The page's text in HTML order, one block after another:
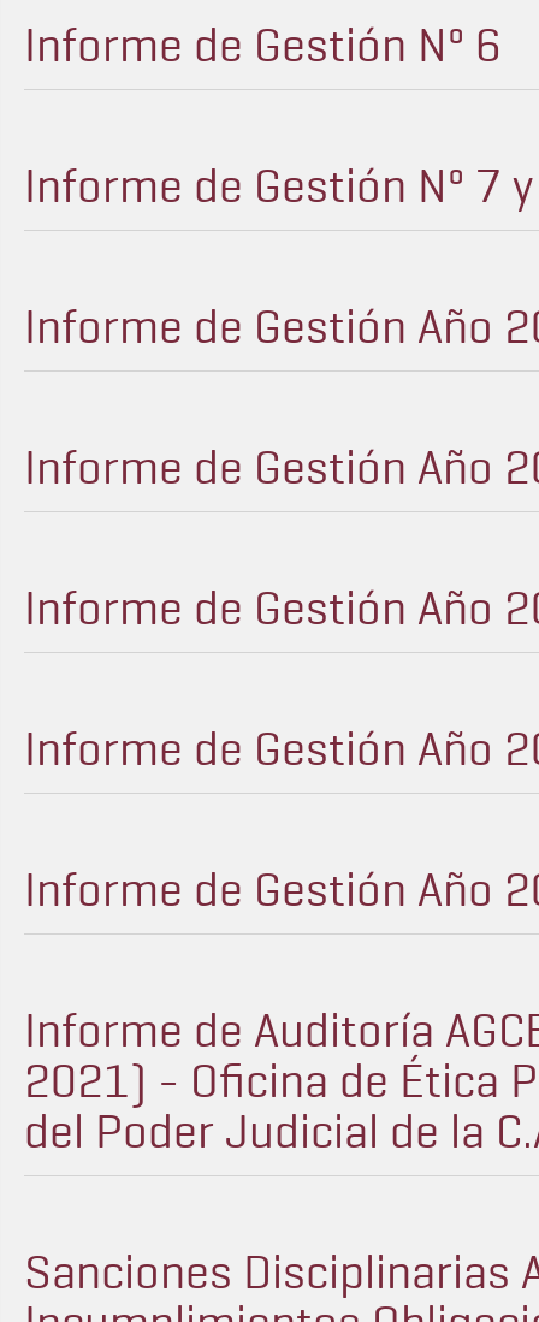
Informe de Gestión Nº 6
Informe de Gestión Nº 7
Informe de Gestión Año
Informe de Gestión Año
Informe de Gestión Año
Informe de Gestión Año
Informe de Gestión Año
Informe de Auditoría
2021) - Oficina de Ética
del Poder Judicial de la
Sanciones Disciplinarias